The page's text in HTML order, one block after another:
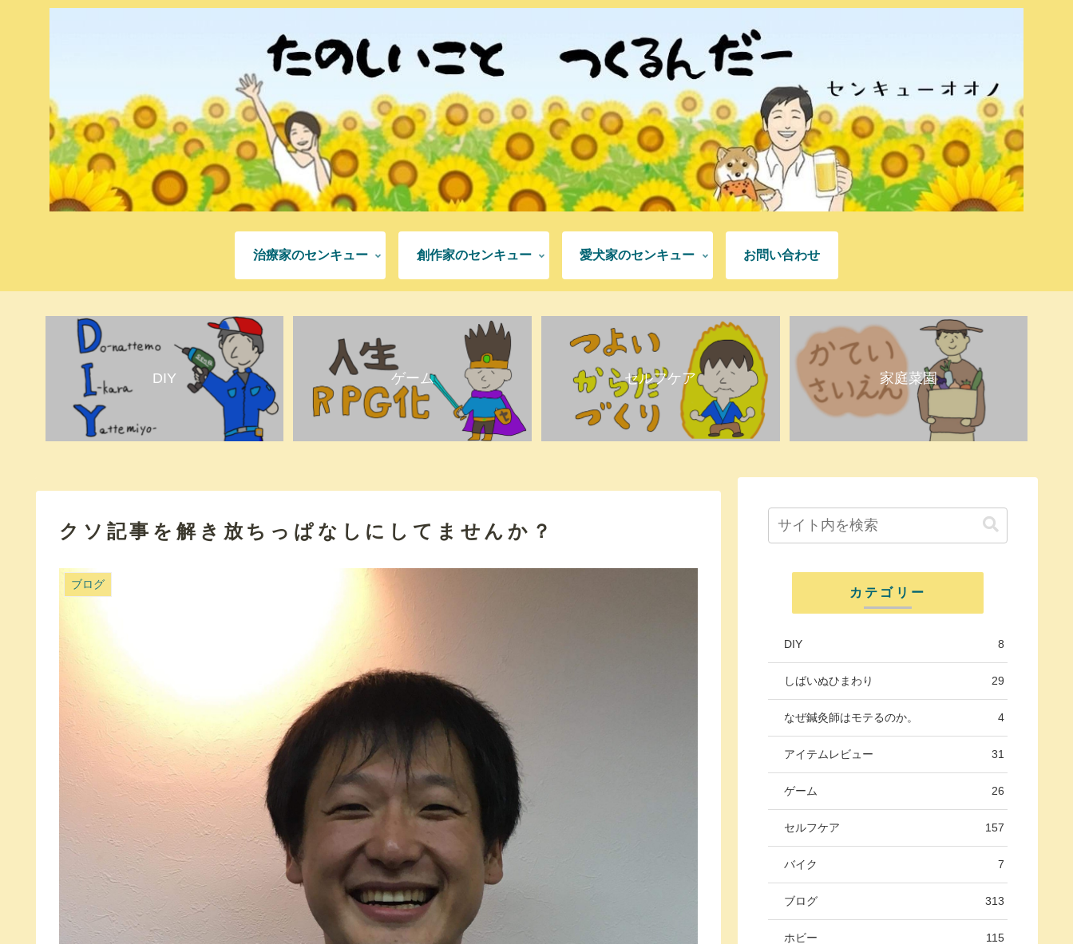
治療家のセンキュー 創作家のセンキュー 愛犬家のセンキュー お問い合わせ
DIY ゲーム セルフケア 家庭菜園
クソ記事を解き放ちっぱなしにしてませんか？
ブログ
カテゴリー
DIY 8
しばいぬひまわり 29
なぜ鍼灸師はモテるのか。 4
アイテムレビュー 31
ゲーム 26
セルフケア 157
バイク 7
ブログ 313
ホビー 115